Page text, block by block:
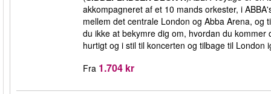
akkompagneret af et 10 mands orkester, i
mellem det centrale London og Abba Arena, og
du ikke at bekymre dig om, hvordan du
hurtigt og i stil til koncerten og tilbage til London
Fra 1.704 kr